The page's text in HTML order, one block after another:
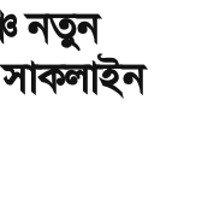
নতুন
সাকলাইন